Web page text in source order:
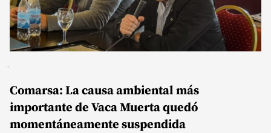
Comarsa: La causa ambiental más
importante de Vaca Muerta quedó
momentáneamente suspendida